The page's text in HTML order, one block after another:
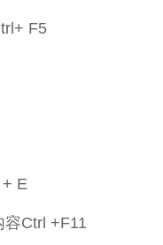
F5
E
Ctrl +F11